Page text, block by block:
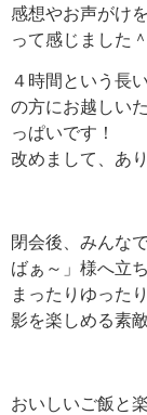
感想やお声がけ
って感じました
４時間という長
の方にお越しい
っぱいです！
改めまして、あ
閉会後、みんな
ばぁ～」様へ立
まったりゆった
影を楽しめる素
おいしいご飯と